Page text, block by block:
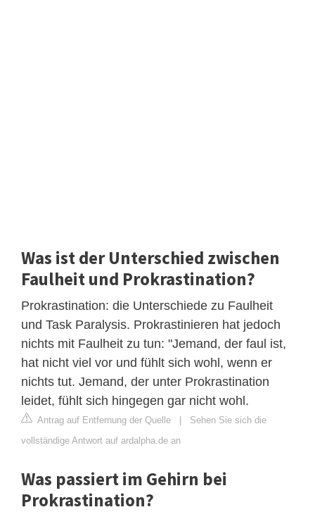
Was ist der Unterschied zwischen
Faulheit und Prokrastination?
Prokrastination: die Unterschiede zu Faulheit
und Task Paralysis. Prokrastinieren hat jedoch
nichts mit Faulheit zu tun: "Jemand, der faul ist,
hat nicht viel vor und fühlt sich wohl, wenn er
nichts tut. Jemand, der unter Prokrastination
leidet, fühlt sich hingegen gar nicht wohl.
Antrag auf Entfernung der Quelle | Sehen Sie sich die
vollständige Antwort auf ardalpha.de an
Was passiert im Gehirn bei
Prokrastination?